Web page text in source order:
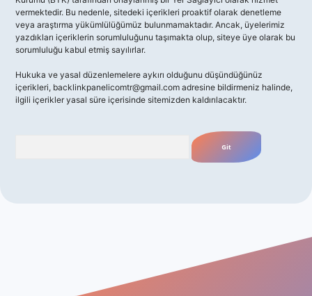
vermektedir. Bu nedenle, sitedeki içerikleri proaktif olarak denetleme
veya araştırma yükümlülüğümüz bulunmamaktadır. Ancak, üyelerimiz
yazdıkları içeriklerin sorumluluğunu taşımakta olup, siteye üye olarak bu
sorumluluğu kabul etmiş sayılırlar.
Hukuka ve yasal düzenlemelere aykırı olduğunu düşündüğünüz
içerikleri, backlinkpanelicomtr@gmail.com adresine bildirmeniz halinde,
ilgili içerikler yasal süre içerisinde sitemizden kaldırılacaktır.